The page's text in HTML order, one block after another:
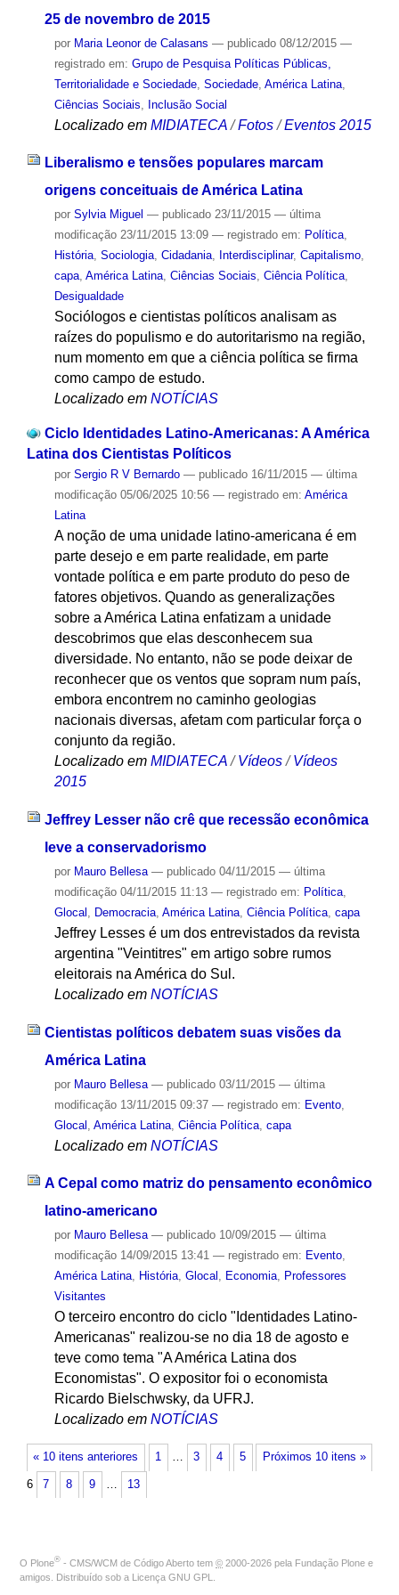
25 de novembro de 2015
por Maria Leonor de Calasans — publicado08/12/2015 —
registrado em: Grupo de Pesquisa Políticas Públicas,
Territorialidade e Sociedade, Sociedade, América Latina,
Ciências Sociais
Inclusão Social
Localizado em MIDIATECA /Fotos /Eventos 2015
Liberalismo e tensões populares marcam
origens conceituais de América Latina
por Sylvia Miguel — publicado23/11/2015 — última
modificação23/11/2015 13:09 — registrado em: Política,
História, Sociologia, Cidadania, Interdisciplinar, Capitalismo,
capa, América Latina, Ciências Sociais, Ciência Política,
Desigualdade
Sociólogos e cientistas políticos analisam as
raízes do populismo e do autoritarismo na região,
num momento em que a ciência política se firma
como campo de estudo.
Localizado em NOTÍCIAS
Ciclo Identidades Latino-Americanas: A América
Latina dos Cientistas Políticos
por Sergio R V Bernardo — publicado16/11/2015 — última
modificação05/06/2025 10:56 — registrado em: América
Latina
A noção de uma unidade latino-americana é em
parte desejo e em parte realidade, em parte
vontade política e em parte produto do peso de
fatores objetivos. Quando as generalizações
sobre a América Latina enfatizam a unidade
descobrimos que elas desconhecem sua
diversidade. No entanto, não se pode deixar de
reconhecer que os ventos que sopram num país,
embora encontrem no caminho geologias
nacionais diversas, afetam com particular força o
conjunto da região.
Localizado em MIDIATECA /Vídeos /Vídeos
2015
Jeffrey Lesser não crê que recessão econômica
leve a conservadorismo
por Mauro Bellesa — publicado04/11/2015 — última
modificação04/11/2015 11:13 — registrado em: Política,
Glocal
Democracia, América Latina, Ciência Política, capa
Jeffrey Lesses é um dos entrevistados da revista
argentina "Veintitres" em artigo sobre rumos
eleitorais na América do Sul.
Localizado em NOTÍCIAS
Cientistas políticos debatem suas visões da
América Latina
por Mauro Bellesa — publicado03/11/2015 — última
modificação13/11/2015 09:37 — registrado em: Evento,
Glocal América Latina, Ciência Política, capa
Localizado em NOTÍCIAS
A Cepal como matriz do pensamento econômico
latino-americano
por Mauro Bellesa — publicado10/09/2015 — última
modificação14/09/2015 13:41 — registrado em: Evento,
América Latina, História, Glocal , Economia, Professores
Visitantes
O terceiro encontro do ciclo "Identidades Latino-
Americanas" realizou-se no dia 18 de agosto e
teve como tema "A América Latina dos
Economistas". O expositor foi o economista
Ricardo Bielschwsky, da UFRJ.
Localizado em NOTÍCIAS
« 10 itens anteriores Próximos 10 itens »
1 … 3 4 5
6 7 8 9 … 13
O Plone® - CMS/WCM de Código Aberto tem © 2000-2026 pela Fundação Plone e
amigos. Distribuído sob a Licença GNU GPL